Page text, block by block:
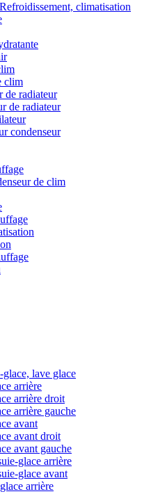
Refroidissement, climatisation
clim
de radiateur
de radiateur
condenseur
de clim
glace, lave glace
arrière
arrière droit
arrière gauche
avant
avant droit
avant gauche
glace arrière
glace avant
arrière